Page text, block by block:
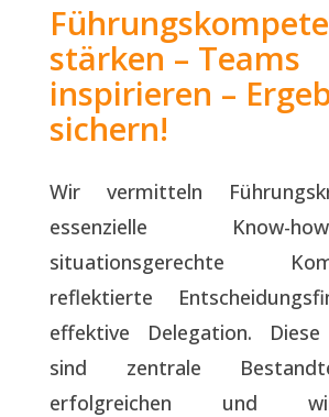
stärken – Teams
inspirieren –
sichern!
Wir vermitteln
essenzielle
situationsgerechte
reflektierte
effektive Delegation. Diese
sind zentrale
erfolgreichen und